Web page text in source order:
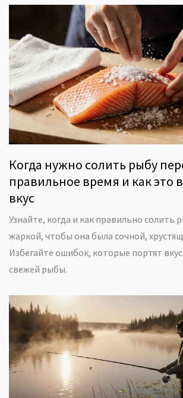
Когда нужно солить рыбу
правильное время и как это
вкус
Узнайте, когда и как правильно солить
жаркой, чтобы она была сочной,
Избегайте ошибок, которые портят
свежей рыбы.